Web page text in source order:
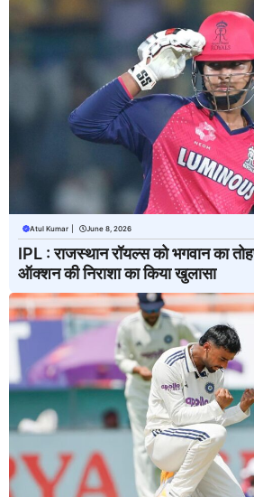
Atul Kumar June 8, 2026
IPL : राजस्थान रॉयल्स को भगवान का
ऑक्शन की निराशा का किया खुलासा